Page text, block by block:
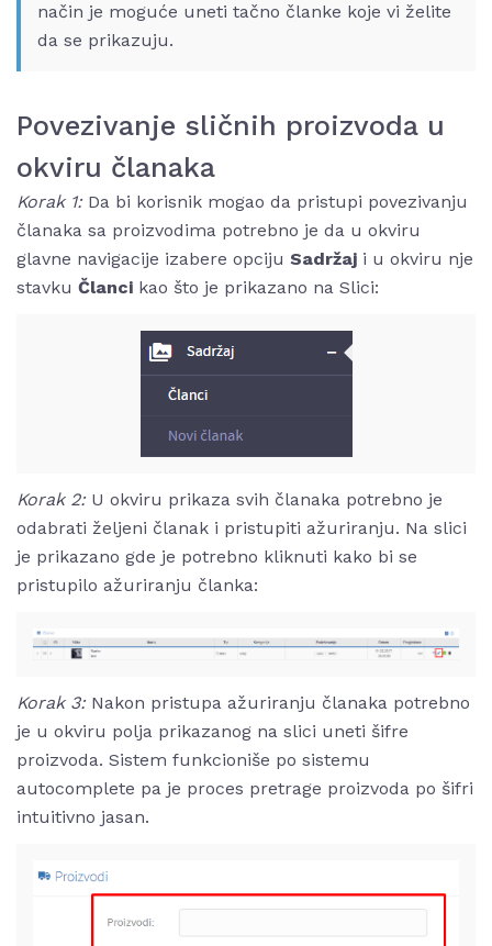
način je moguće uneti tačno članke koje vi želite
da se prikazuju.
Povezivanje sličnih proizvoda u
okviru članaka
Korak 1: Da bi korisnik mogao da pristupi povezivanju
članaka sa proizvodima potrebno je da u okviru
glavne navigacije izabere opciju Sadržaj i u okviru nje
stavku Članci kao što je prikazano na Slici:
Korak 2: U okviru prikaza svih članaka potrebno je
odabrati željeni članak i pristupiti ažuriranju. Na slici
je prikazano gde je potrebno kliknuti kako bi se
pristupilo ažuriranju članka:
Korak 3: Nakon pristupa ažuriranju članaka potrebno
je u okviru polja prikazanog na slici uneti šifre
proizvoda. Sistem funkcioniše po sistemu
autocomplete pa je proces pretrage proizvoda po šifri
intuitivno jasan.